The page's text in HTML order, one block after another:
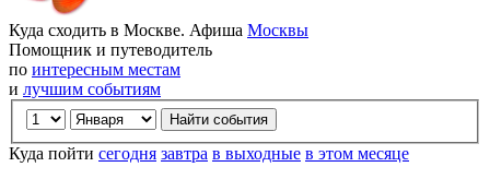
Куда сходить в Москве. Афиша Москвы
Помощник и путеводитель
по интересным местам
и лучшим событиям
Куда пойти сегодня завтра в выходные в этом месяце